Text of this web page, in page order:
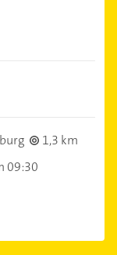
1,3 km
09:30